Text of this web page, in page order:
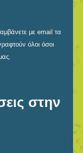
με email τα
όλοι όσοι
στην